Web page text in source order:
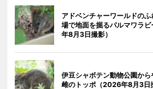
アドベンチャーワールドの
場で地面を掘るパルマワラ
年8月3日撮影）
伊豆シャボテン動物公園か
雌のトッポ（2026年8月3日